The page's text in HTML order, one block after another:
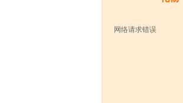
网络请求错误